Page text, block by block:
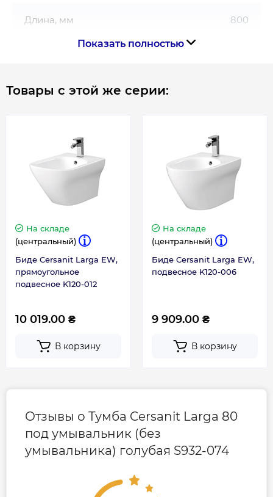
Тип шкафчика – подвесной с возможностью
Ширина – 79,4 см
2 года
Длина, мм 800
Показать полностью
Товары с этой же серии:
На складе
(центральный)
Биде Cersanit Larga EW,
прямоугольное
подвесное K120-012
10 019.00 ₴
В корзину
На складе
(центральный)
Биде Cersanit Larga EW,
подвесное K120-006
9 909.00 ₴
В корзину
Отзывы о Тумба Cersanit Larga 80
под умывальник (без
умывальника) голубая S932-074